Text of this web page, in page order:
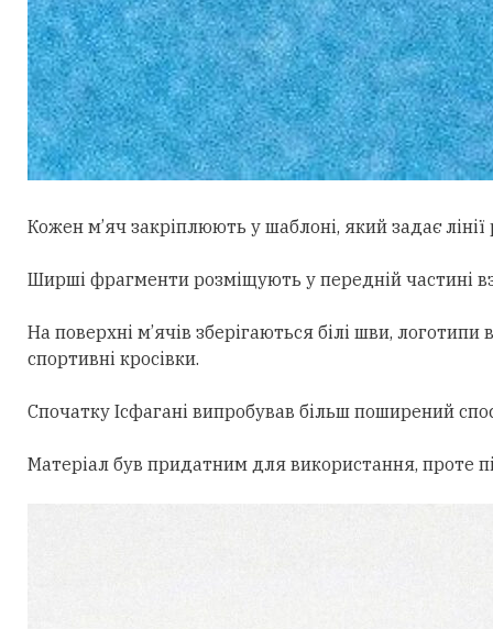
Кожен м’яч закріплюють у шаблоні, який задає
Ширші фрагменти розміщують у передній частині
На поверхні м’ячів зберігаються білі шви,
спортивні кросівки.
Спочатку Ісфагані випробував більш поширений
Матеріал був придатним для використання, проте